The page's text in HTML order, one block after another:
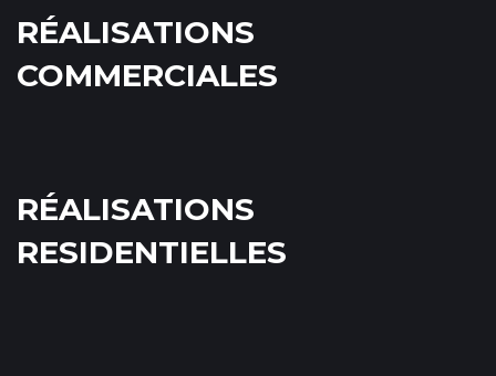
RÉALISATIONS
COMMERCIALES
RÉALISATIONS
RESIDENTIELLES